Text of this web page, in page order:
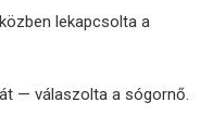
lekapcsolta a
— válaszolta a sógornő.